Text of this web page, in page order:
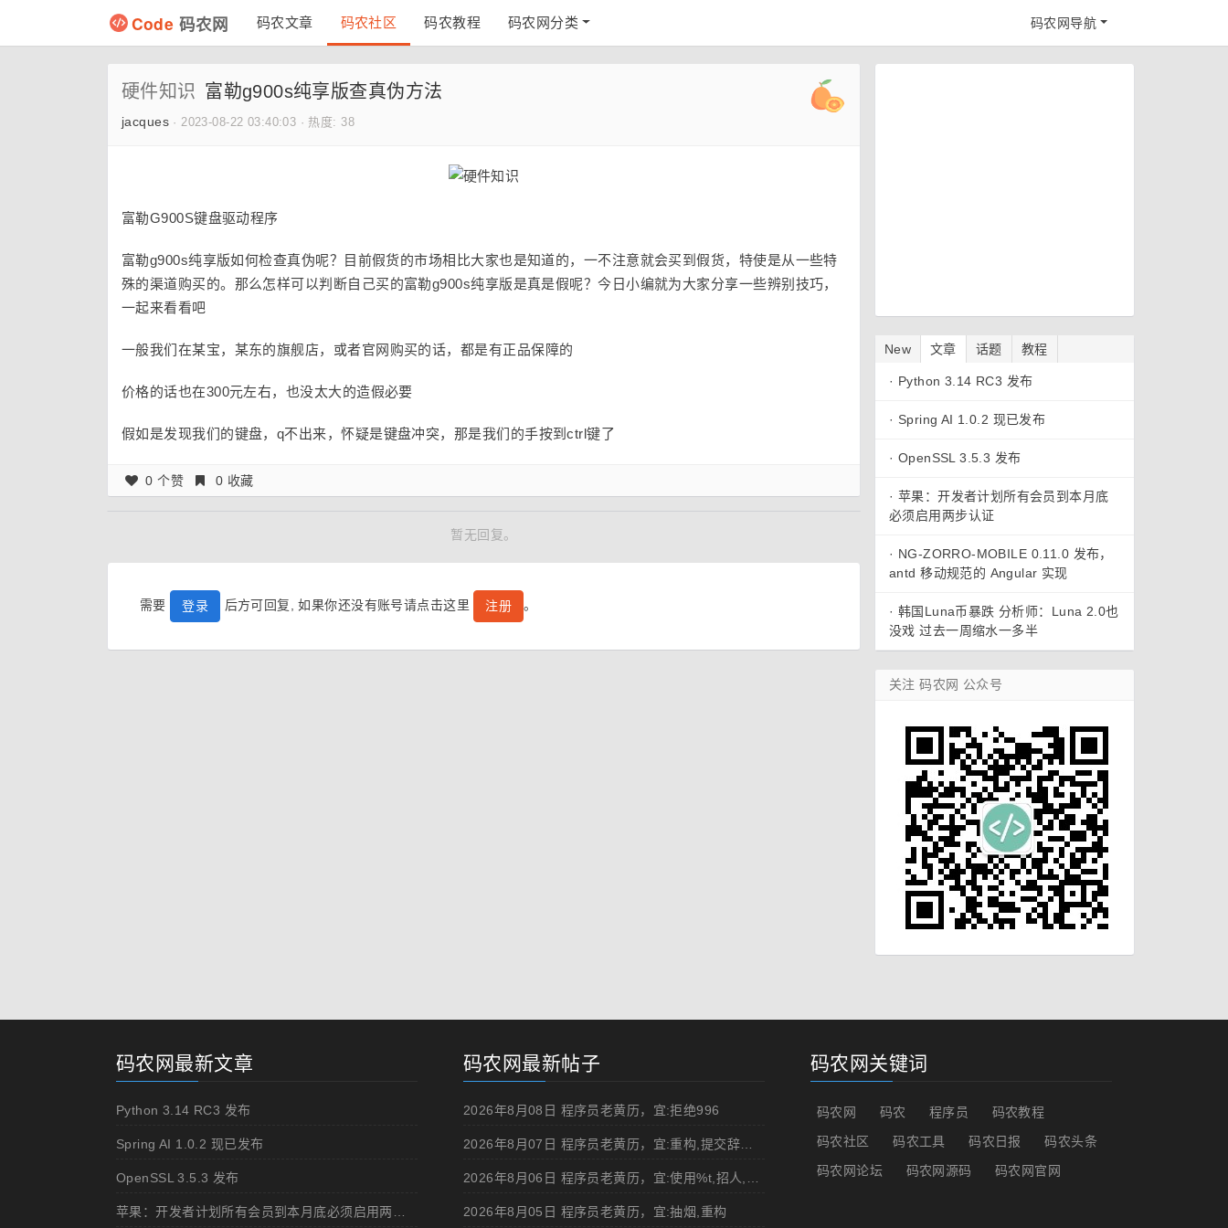
Code 码农网 码农文章 码农社区 码农教程 码农网分类 码农网导航
硬件知识 富勒g900s纯享版查真伪方法
jacques ·2023-08-22 03:40:03 · 热度: 38
富勒G900S键盘驱动程序
富勒g900s纯享版如何检查真伪呢？目前假货的市场相比大家也是知道的，一不注意就会买到假货，特使是从一些特
殊的渠道购买的。那么怎样可以判断自己买的富勒g900s纯享版是真是假呢？今日小编就为大家分享一些辨别技巧，
一起来看看吧
一般我们在某宝，某东的旗舰店，或者官网购买的话，都是有正品保障的
价格的话也在300元左右，也没太大的造假必要
假如是发现我们的键盘，q不出来，怀疑是键盘冲突，那是我们的手按到ctrl键了
0 个赞 0 收藏
暂无回复。
需要 登录 后方可回复, 如果你还没有账号请点击这里 注册 。
New 文章 话题 教程
· Python 3.14 RC3 发布
· Spring AI 1.0.2 现已发布
· OpenSSL 3.5.3 发布
· 苹果：开发者计划所有会员到本月底
必须启用两步认证
· NG-ZORRO-MOBILE 0.11.0 发布，
antd 移动规范的 Angular 实现
· 韩国Luna币暴跌 分析师：Luna 2.0也
没戏 过去一周缩水一多半
关注 码农网 公众号
码农网最新文章
Python 3.14 RC3 发布
Spring AI 1.0.2 现已发布
OpenSSL 3.5.3 发布
码农网最新帖子
2026年8月08日 程序员老黄历，宜:拒绝996
2026年8月07日 程序员老黄历，宜:重构,提交辞职申请,申请加薪
2026年8月05日 程序员老黄历，宜:抽烟,重构
码农网关键词
码农网 码农 程序员
码农教程
码农社区
码农工具 码农日报
码农头条
码农网论坛
码农网源码 码农网官网